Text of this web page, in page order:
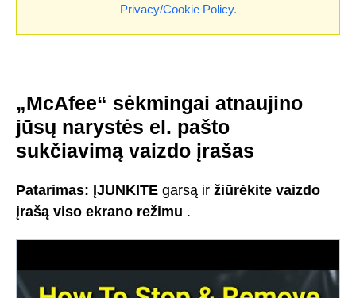
Privacy/Cookie Policy.
„McAfee“ sėkmingai atnaujino
jūsų narystės el. pašto
sukčiavimą vaizdo įrašas
Patarimas: ĮJUNKITE garsą ir žiūrėkite vaizdo
įrašą viso ekrano režimu .